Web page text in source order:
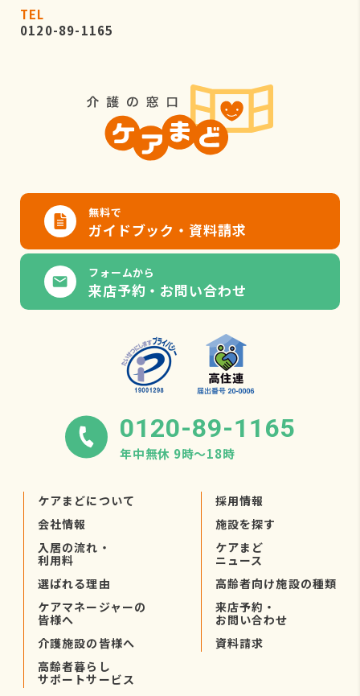
TEL
0120-89-1165
無料で
ガイドブック・資料請求
フォームから
来店予約・お問い合わせ
0120-89-1165
年中無休 9時〜18時
ケアまどについて
会社情報
入居の流れ・
利用料
選ばれる理由
ケアマネージャーの
皆様へ
介護施設の皆様へ
高齢者暮らし
サポートサービス
採用情報
施設を探す
ケアまど
ニュース
高齢者向け施設の種類
来店予約・
お問い合わせ
資料請求